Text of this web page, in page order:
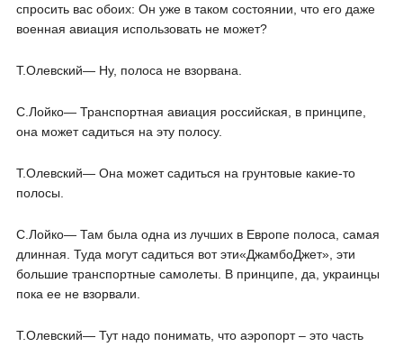
спросить вас обоих: Он уже в таком состоянии, что его даже
военная авиация использовать не может?
Т.Олевский― Ну, полоса не взорвана.
С.Лойко― Транспортная авиация российская, в принципе,
она может садиться на эту полосу.
Т.Олевский― Она может садиться на грунтовые какие-то
полосы.
С.Лойко― Там была одна из лучших в Европе полоса, самая
длинная. Туда могут садиться вот эти«ДжамбоДжет», эти
большие транспортные самолеты. В принципе, да, украинцы
пока ее не взорвали.
Т.Олевский― Тут надо понимать, что аэропорт – это часть